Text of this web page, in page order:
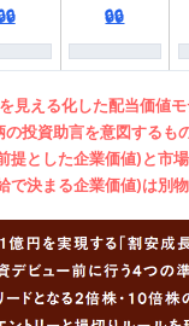
🔒🔒
見える化した配当価値
の投資助言を意図するも
提とした企業価値)と市
で決まる企業価値)は別物